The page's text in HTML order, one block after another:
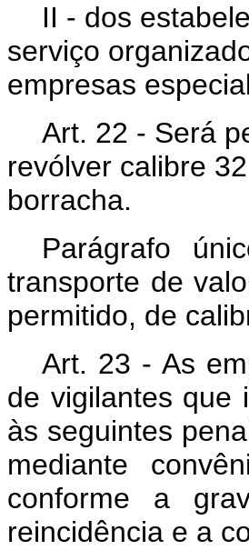
II - dos
serviço
empresas
Art. 22 - Será
revólver calibre
borracha.
Parágrafo
transporte de
permitido, de
Art. 23 - As
de vigilantes que
às seguintes
mediante
conforme a
reincidência e a